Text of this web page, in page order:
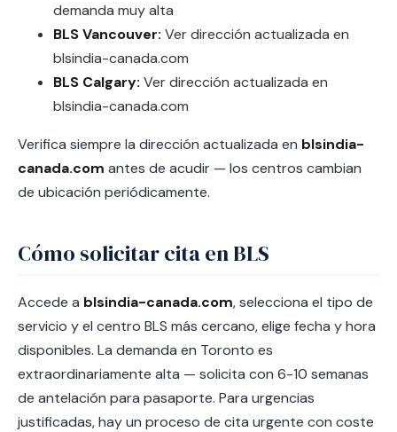
demanda muy alta
BLS Vancouver: Ver dirección actualizada en
blsindia-canada.com
BLS Calgary: Ver dirección actualizada en
blsindia-canada.com
Verifica siempre la dirección actualizada en blsindia-
canada.com antes de acudir — los centros cambian
de ubicación periódicamente.
Cómo solicitar cita en BLS
Accede a blsindia-canada.com, selecciona el tipo de
servicio y el centro BLS más cercano, elige fecha y hora
disponibles. La demanda en Toronto es
extraordinariamente alta — solicita con 6-10 semanas
de antelación para pasaporte. Para urgencias
justificadas, hay un proceso de cita urgente con coste